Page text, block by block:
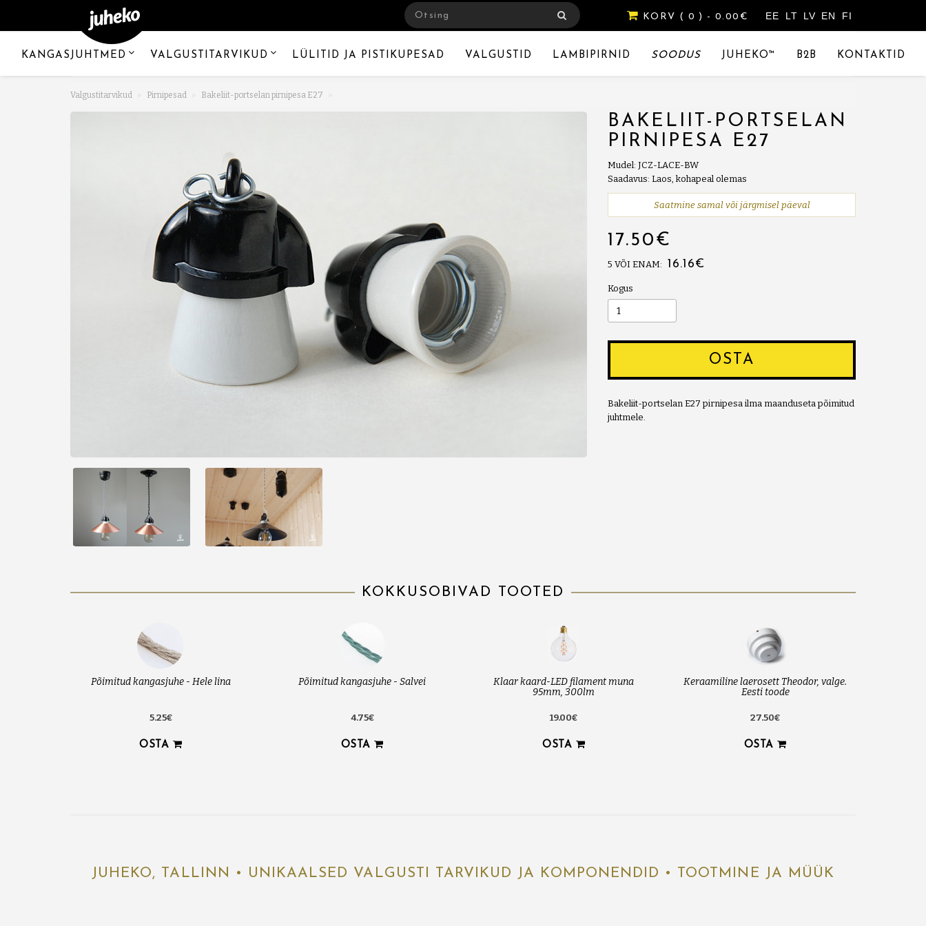
EE LT LV EN FI
KORV ( 0 ) - 0.00€
KANGASJUHTMED VALGUSTITARVIKUD LÜLITID JA PISTIKUPESAD VALGUSTID LAMBIPIRNID SOODUS JUHEKO™ B2B KONTAKTID
Valgustitarvikud Pirnipesad Bakeliit-portselan pirnipesa E27
BAKELIIT-PORTSELAN
PIRNIPESA E27
Mudel: JCZ-LACE-BW
Saadavus: Laos, kohapeal olemas
Saatmine samal või järgmisel päeval
17.50€
5 VÕI ENAM: 16.16€
Kogus
OSTA
Bakeliit-portselan E27 pirnipesa ilma maanduseta põimitud
juhtmele.
KOKKUSOBIVAD TOOTED
Põimitud kangasjuhe - Hele lina
5.25€
OSTA
Põimitud kangasjuhe - Salvei
4.75€
OSTA
Klaar kaard-LED filament muna
95mm, 300lm
19.00€
OSTA
Keraamiline laerosett Theodor, valge.
Eesti toode
27.50€
OSTA
JUHEKO, TALLINN • UNIKAALSED VALGUSTI TARVIKUD JA KOMPONENDID • TOOTMINE JA MÜÜK